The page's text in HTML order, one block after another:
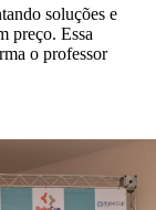
soluções e
preço. Essa
o professor